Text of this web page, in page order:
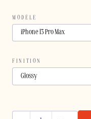
MODÈLE
FINITION